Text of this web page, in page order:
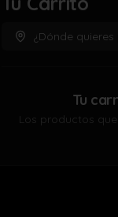
¿Dónde quieres
Tu
Los productos